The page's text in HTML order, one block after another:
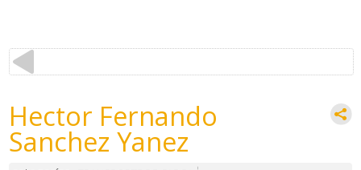
Hector Fernando
Sanchez Yanez